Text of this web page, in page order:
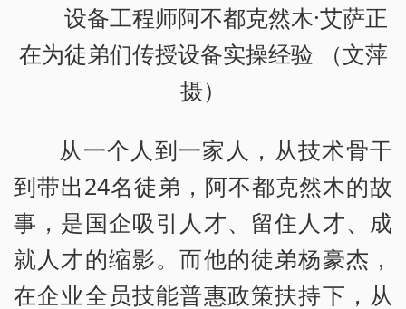
设备工程师阿不都克然木·艾萨正
在为徒弟们传授设备实操经验 （文萍
摄）
从一个人到一家人，从技术骨干
到带出24名徒弟，阿不都克然木的故
事，是国企吸引人才、留住人才、成
就人才的缩影。而他的徒弟杨豪杰，
在企业全员技能普惠政策扶持下，从